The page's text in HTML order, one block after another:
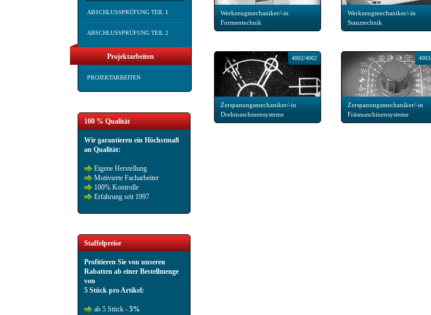
ABSCHLUSSPRÜFUNG TEIL 1
ABSCHLUSSPRÜFUNG TEIL 2
Projektarbeiten
PROJEKTARBEITEN
100 % Qualität
Wir garantieren ein Höchstmaß
an Qualität:
Eigene Herstellung
Motivierte Facharbeiter
100% Kontrolle
Erfahrung seit 1997
Staffelpreise
Profitieren Sie von unseren
Rabatten ab einer Bestellmenge
von
5 Stück pro Artikel:
ab 5 Stück - 5%
Werkzeugmechaniker/-in
Formentechnik
Werkzeugmechaniker/-in
Stanztechnik
4002/4062
Zerspanungsmechaniker/-in
Drehmaschinensysteme
Zerspanungsmechaniker/-in
Fräsmaschinensysteme